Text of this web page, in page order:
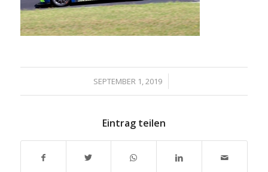
SEPTEMBER 1, 2019
/
Eintrag teilen